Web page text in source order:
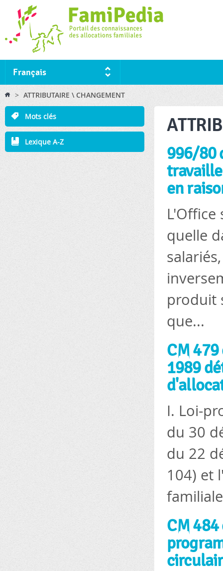
Français
You are here
> ATTRIBUTAIRE \ CHANGEMENT
Mots clés
Lexique A-Z
996/80
en
quelle
produit
que...
CM
1989
I. Loi-
du 30
du 22
104) et
CM